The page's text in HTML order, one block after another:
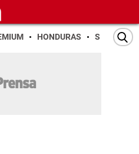
HONDURAS SAN PEDRO